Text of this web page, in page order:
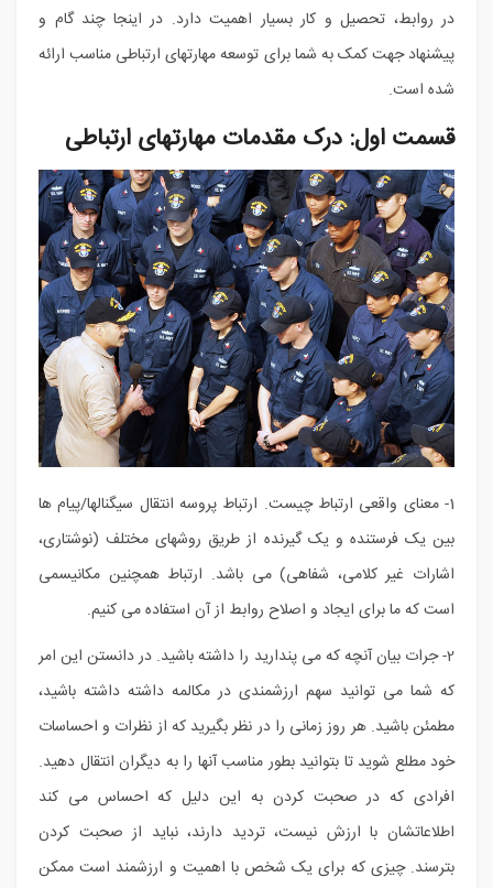
در روابط، تحصیل و کار بسیار اهمیت دارد. در اینجا چند گام و
پیشنهاد جهت کمک به شما برای توسعه مهارتهای ارتباطی مناسب ارائه
شده است.
قسمت اول: درک مقدمات مهارتهای ارتباطی
1- معنای واقعی ارتباط چیست. ارتباط پروسه انتقال سیگنالها/پیام ها
بین یک فرستنده و یک گیرنده از طریق روشهای مختلف (نوشتاری،
اشارات غیر کلامی، شفاهی) می باشد. ارتباط همچنین مکانیسمی
است که ما برای ایجاد و اصلاح روابط از آن استفاده می کنیم.
2- جرات بیان آنچه که می پندارید را داشته باشید. در دانستن این امر
که شما می توانید سهم ارزشمندی در مکالمه داشته داشته باشید،
مطمئن باشید. هر روز زمانی را در نظر بگیرید که از نظرات و احساسات
خود مطلع شوید تا بتوانید بطور مناسب آنها را به دیگران انتقال دهید.
افرادی که در صحبت کردن به این دلیل که احساس می کند
اطلاعاتشان با ارزش نیست، تردید دارند، نباید از صحبت کردن
بترسند. چیزی که برای یک شخص با اهمیت و ارزشمند است ممکن